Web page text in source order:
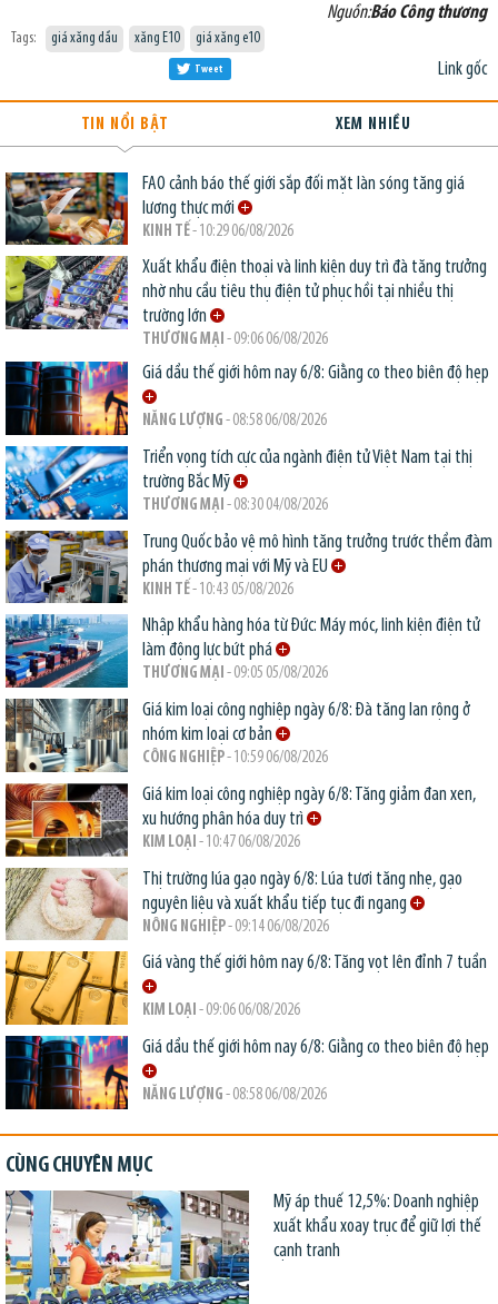
Nguồn:Báo Công thương
Tags: giá xăng dầu xăng E10 giá xăng e10
Link gốc
Tweet
TIN NỔI BẬT XEM NHIỀU
FAO cảnh báo thế giới sắp đối mặt làn sóng tăng giá
lương thực mới
KINH TẾ- 10:29 06/08/2026
Xuất khẩu điện thoại và linh kiện duy trì đà tăng trưởng
nhờ nhu cầu tiêu thụ điện tử phục hồi tại nhiều thị
trường lớn
THƯƠNG MẠI - 09:06 06/08/2026
Giá dầu thế giới hôm nay 6/8: Giằng co theo biên độ hẹp
NĂNG LƯỢNG - 08:58 06/08/2026
Triển vọng tích cực của ngành điện tử Việt Nam tại thị
trường Bắc Mỹ
THƯƠNG MẠI - 08:30 04/08/2026
Trung Quốc bảo vệ mô hình tăng trưởng trước thềm đàm
phán thương mại với Mỹ và EU
KINH TẾ- 10:43 05/08/2026
Nhập khẩu hàng hóa từ Đức: Máy móc, linh kiện điện tử
làm động lực bứt phá
THƯƠNG MẠI - 09:05 05/08/2026
Giá kim loại công nghiệp ngày 6/8: Đà tăng lan rộng ở
nhóm kim loại cơ bản
CÔNG NGHIỆP- 10:59 06/08/2026
Giá kim loại công nghiệp ngày 6/8: Tăng giảm đan xen,
xu hướng phân hóa duy trì
KIM LOẠI - 10:47 06/08/2026
Thị trường lúa gạo ngày 6/8: Lúa tươi tăng nhẹ, gạo
nguyên liệu và xuất khẩu tiếp tục đi ngang
NÔNG NGHIỆP- 09:14 06/08/2026
Giá vàng thế giới hôm nay 6/8: Tăng vọt lên đỉnh 7 tuần
KIM LOẠI - 09:06 06/08/2026
Giá dầu thế giới hôm nay 6/8: Giằng co theo biên độ hẹp
NĂNG LƯỢNG - 08:58 06/08/2026
CÙNG CHUYÊN MỤC
Mỹ áp thuế 12,5%: Doanh nghiệp
xuất khẩu xoay trục để giữ lợi thế
cạnh tranh